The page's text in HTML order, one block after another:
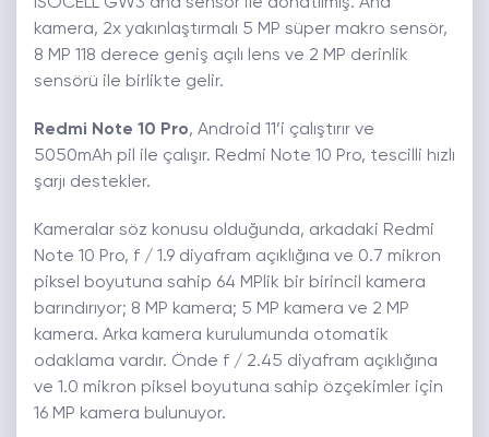
kamera, 2x yakınlaştırmalı 5 MP süper makro sensör,
8 MP 118 derece geniş açılı lens ve 2 MP derinlik
sensörü ile birlikte gelir.
Redmi Note 10 Pro, Android 11’i çalıştırır ve
5050mAh pil ile çalışır. Redmi Note 10 Pro, tescilli hızlı
şarjı destekler.
Kameralar söz konusu olduğunda, arkadaki Redmi
Note 10 Pro, f / 1.9 diyafram açıklığına ve 0.7 mikron
piksel boyutuna sahip 64 MPlik bir birincil kamera
barındırıyor; 8 MP kamera; 5 MP kamera ve 2 MP
kamera. Arka kamera kurulumunda otomatik
odaklama vardır. Önde f / 2.45 diyafram açıklığına
ve 1.0 mikron piksel boyutuna sahip özçekimler için
16 MP kamera bulunuyor.